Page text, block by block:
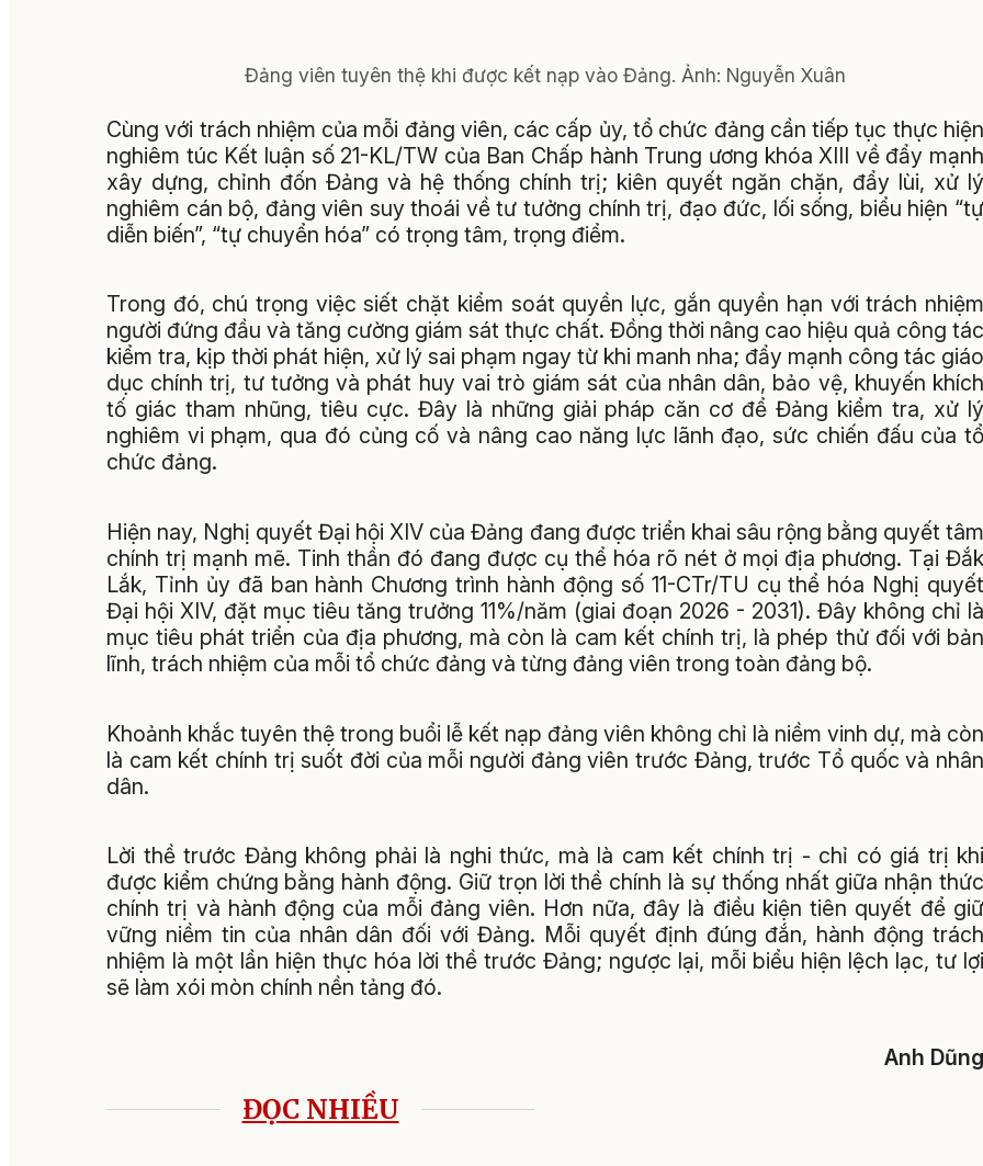
Đảng viên tuyên thệ khi được kết nạp vào Đảng. Ảnh: Nguyễn Xuân
Cùng với trách nhiệm của mỗi đảng viên, các cấp ủy, tổ chức đảng cần tiếp tục thực hiện
nghiêm túc Kết luận số 21-KL/TW của Ban Chấp hành Trung ương khóa XIII về đẩy mạnh
xây dựng, chỉnh đốn Đảng và hệ thống chính trị; kiên quyết ngăn chặn, đẩy lùi, xử lý
nghiêm cán bộ, đảng viên suy thoái về tư tưởng chính trị, đạo đức, lối sống, biểu hiện “tự
diễn biến”, “tự chuyển hóa” có trọng tâm, trọng điểm.
Trong đó, chú trọng việc siết chặt kiểm soát quyền lực, gắn quyền hạn với trách nhiệm
người đứng đầu và tăng cường giám sát thực chất. Đồng thời nâng cao hiệu quả công tác
kiểm tra, kịp thời phát hiện, xử lý sai phạm ngay từ khi manh nha; đẩy mạnh công tác giáo
dục chính trị, tư tưởng và phát huy vai trò giám sát của nhân dân, bảo vệ, khuyến khích
tố giác tham nhũng, tiêu cực. Đây là những giải pháp căn cơ để Đảng kiểm tra, xử lý
nghiêm vi phạm, qua đó củng cố và nâng cao năng lực lãnh đạo, sức chiến đấu của tổ
chức đảng.
Hiện nay, Nghị quyết Đại hội XIV của Đảng đang được triển khai sâu rộng bằng quyết tâm
chính trị mạnh mẽ. Tinh thần đó đang được cụ thể hóa rõ nét ở mọi địa phương. Tại Đắk
Lắk, Tỉnh ủy đã ban hành Chương trình hành động số 11-CTr/TU cụ thể hóa Nghị quyết
Đại hội XIV, đặt mục tiêu tăng trưởng 11%/năm (giai đoạn 2026 - 2031). Đây không chỉ là
mục tiêu phát triển của địa phương, mà còn là cam kết chính trị, là phép thử đối với bản
lĩnh, trách nhiệm của mỗi tổ chức đảng và từng đảng viên trong toàn đảng bộ.
Khoảnh khắc tuyên thệ trong buổi lễ kết nạp đảng viên không chỉ là niềm vinh dự, mà còn
là cam kết chính trị suốt đời của mỗi người đảng viên trước Đảng, trước Tổ quốc và nhân
dân.
Lời thề trước Đảng không phải là nghi thức, mà là cam kết chính trị - chỉ có giá trị khi
được kiểm chứng bằng hành động. Giữ trọn lời thề chính là sự thống nhất giữa nhận thức
chính trị và hành động của mỗi đảng viên. Hơn nữa, đây là điều kiện tiên quyết để giữ
vững niềm tin của nhân dân đối với Đảng. Mỗi quyết định đúng đắn, hành động trách
nhiệm là một lần hiện thực hóa lời thề trước Đảng; ngược lại, mỗi biểu hiện lệch lạc, tư lợi
sẽ làm xói mòn chính nền tảng đó.
Anh Dũng
ĐỌC NHIỀU